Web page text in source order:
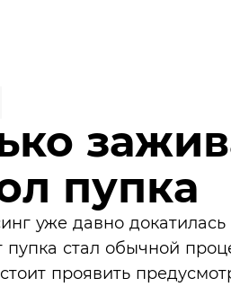
пупка
уже давно
пупка стал обычной
проявить